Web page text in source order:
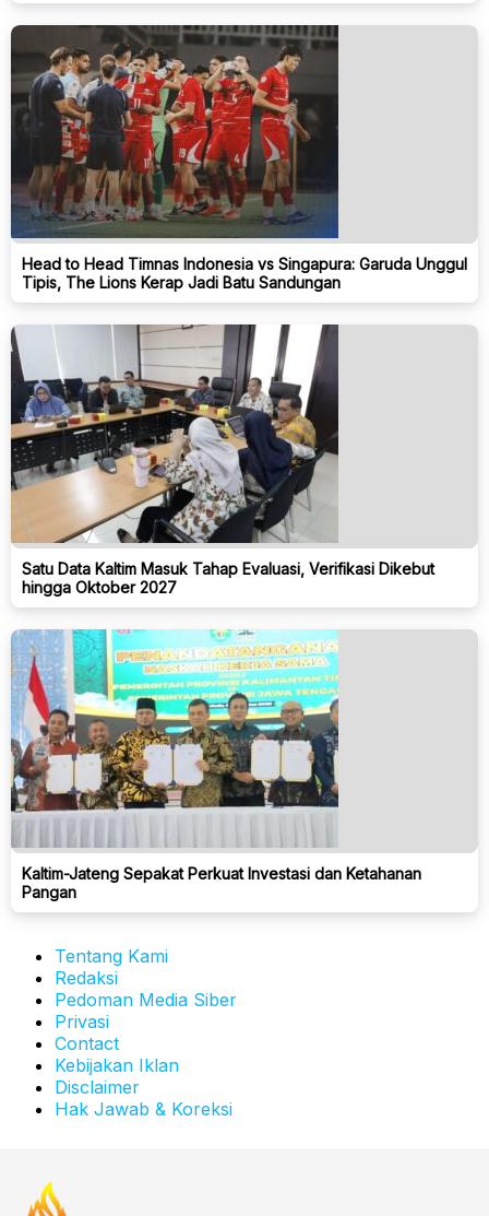
Head to Head Timnas Indonesia vs Singapura: Garuda Unggul
Tipis, The Lions Kerap Jadi Batu Sandungan
Satu Data Kaltim Masuk Tahap Evaluasi, Verifikasi Dikebut
hingga Oktober 2027
Kaltim-Jateng Sepakat Perkuat Investasi dan Ketahanan
Pangan
Tentang Kami
Redaksi
Pedoman Media Siber
Privasi
Contact
Kebijakan Iklan
Disclaimer
Hak Jawab & Koreksi